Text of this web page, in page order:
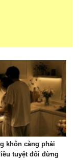
khôn càng phải
tuyệt đối đừng